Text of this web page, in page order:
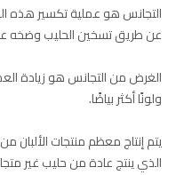
التجانس هو عملية تكسير هذه
عن طريق تسخين الحليب وضخه
الغرض من التجانس هو زيادة
ولونًا أكثر بياضًا.
يتم إنتاج معظم منتجات الألبان
الذي ينتج عادة من حليب غير